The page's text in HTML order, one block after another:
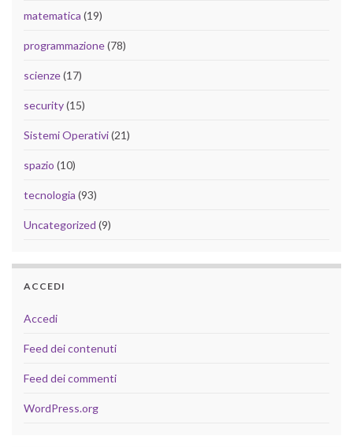
matematica (19)
programmazione(78)
scienze(17)
security(15)
Sistemi Operativi(21)
spazio (10)
tecnologia (93)
Uncategorized (9)
ACCEDI
Accedi
Feed dei contenuti
Feed dei commenti
WordPress.org